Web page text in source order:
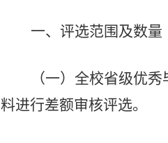
一、评选范围及数量
（一）全校省级优
料进行差额审核评选。